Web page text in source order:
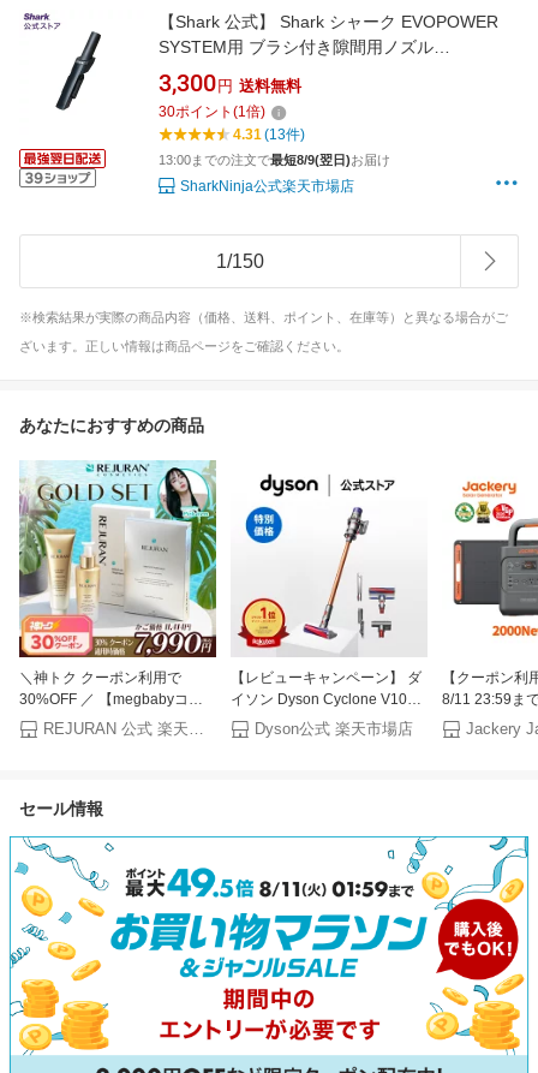
【Shark 公式】 Shark シャーク EVOPOWER
SYSTEM用 ブラシ付き隙間用ノズル
3957FFJ360J / 掃除機 ノズル ブラシ 純正 アク
セサリー パーツ 付属品 アタッチメント ヘッド
3,300 円 送料無料
30ポイント (1倍)
4.31(13件)
13:00までの注文で最短8/9(翌日)お届け
SharkNinja公式楽天市場店
1/150
※検索結果が実際の商品内容（価格、送料、ポイント、在庫等）と異なる場合がご
ざいます。正しい情報は商品ページをご確認ください。
あなたにおすすめの商品
＼神トク クーポン利用で
30%OFF ／ 【megbabyコラ
ボ】 リジュラン公式 ゴールド
セット ゴールドアンプル+ゴ
ングケア ツヤ ハリ うるおい
REJURAN 公式 楽天市場店
【レビューキャンペーン】 ダ
イソン Dyson Cyclone V10
Fluffy 掃除機 コードレス掃除
機 dyson SV58AD ダイソン公
Dyson公式 楽天市場店
【クーポン利
8/11 23:59ま
Solar
2042Wh
UPS機能 ア
ジャクリ
セール情報